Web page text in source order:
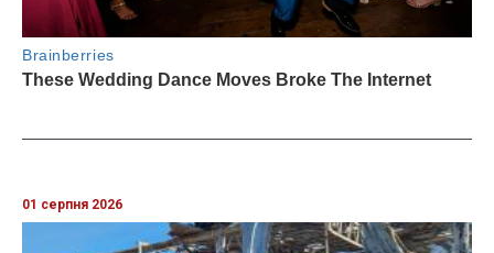
01 серпня 2026